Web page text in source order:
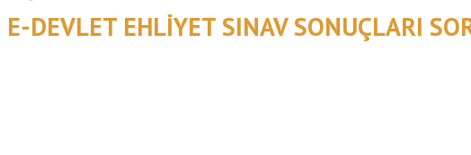
E-DEVLET EHLİYET SINAV SONUÇLARI